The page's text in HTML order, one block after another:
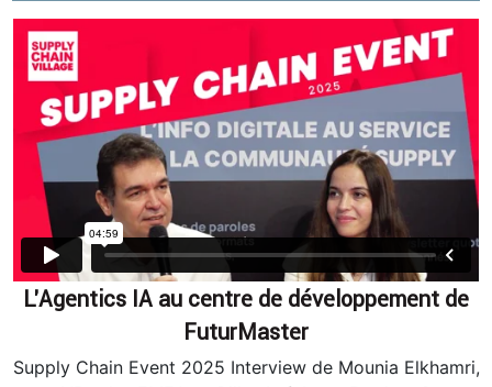
L’Agentics IA au centre de développement de
FuturMaster
Supply Chain Event 2025 Interview de Mounia Elkhamri,